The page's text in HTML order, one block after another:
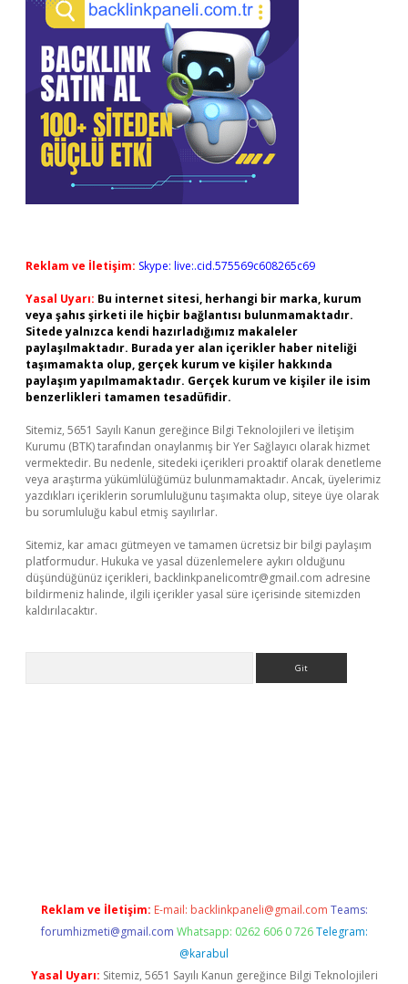
Reklam ve İletişim: Skype: live:.cid.575569c608265c69
Yasal Uyarı: Bu internet sitesi, herhangi bir marka, kurum
veya şahıs şirketi ile hiçbir bağlantısı bulunmamaktadır.
Sitede yalnızca kendi hazırladığımız makaleler
paylaşılmaktadır. Burada yer alan içerikler haber niteliği
taşımamakta olup, gerçek kurum ve kişiler hakkında
paylaşım yapılmamaktadır. Gerçek kurum ve kişiler ile isim
benzerlikleri tamamen tesadüfidir.
Sitemiz, 5651 Sayılı Kanun gereğince Bilgi Teknolojileri ve İletişim
Kurumu (BTK) tarafından onaylanmış bir Yer Sağlayıcı olarak hizmet
vermektedir. Bu nedenle, sitedeki içerikleri proaktif olarak denetleme
veya araştırma yükümlülüğümüz bulunmamaktadır. Ancak, üyelerimiz
yazdıkları içeriklerin sorumluluğunu taşımakta olup, siteye üye olarak
bu sorumluluğu kabul etmiş sayılırlar.
Sitemiz, kar amacı gütmeyen ve tamamen ücretsiz bir bilgi paylaşım
platformudur. Hukuka ve yasal düzenlemelere aykırı olduğunu
düşündüğünüz içerikleri, backlinkpanelicomtr@gmail.com adresine
bildirmeniz halinde, ilgili içerikler yasal süre içerisinde sitemizden
kaldırılacaktır.
Reklam ve İletişim: E-mail: backlinkpaneli@gmail.com Teams:
forumhizmeti@gmail.com Whatsapp: 0262 606 0 726 Telegram:
@karabul
Yasal Uyarı: Sitemiz, 5651 Sayılı Kanun gereğince Bilgi Teknolojileri